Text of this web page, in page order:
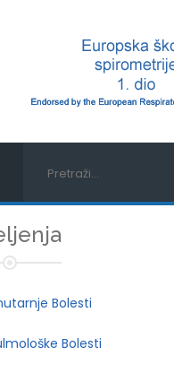
Bolesti
Bolesti